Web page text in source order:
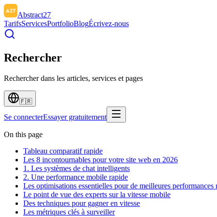
Abstract27
TarifsServicesPortfolioBlogÉcrivez-nous
Rechercher
Rechercher dans les articles, services et pages
🇫🇷
Se connecterEssayer gratuitement
On this page
Tableau comparatif rapide
Les 8 incontournables pour votre site web en 2026
1. Les systèmes de chat intelligents
2. Une performance mobile rapide
Les optimisations essentielles pour de meilleures performances
Le point de vue des experts sur la vitesse mobile
Des techniques pour gagner en vitesse
Les métriques clés à surveiller